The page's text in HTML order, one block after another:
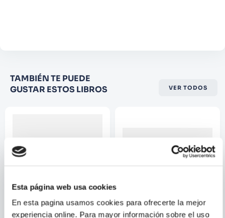
Esta página web usa cookies
En esta pagina usamos cookies para ofrecerte la mejor
experiencia online. Para mayor información sobre el uso
Califique el producto de 1 a 5
estrellas
TAMBIÉN TE PUEDE
GUSTAR ESTOS LIBROS
VER TODOS